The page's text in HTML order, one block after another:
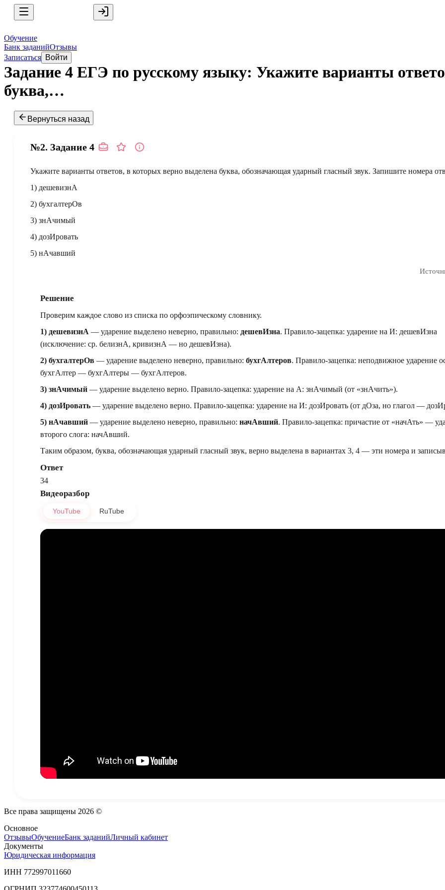
Обучение
Банк заданийОтзывы
Записаться Войти
Задание 4 ЕГЭ по русскому языку: Укажите варианты
буква,…
Вернуться назад
№2. Задание 4
Укажите варианты ответов, в которых верно выделена буква, обозначающая ударный гласный звук. Запишите номера
1) дешевизнА
2) бухгалтерОв
3) знАчимый
4) дозИровать
5) нАчавший
Решение
Проверим каждое слово из списка по орфоэпическому словнику.
1) дешевизнА — ударение выделено неверно, правильно: дешевИзна. Правило-зацепка: ударение на И: дешевИзна
(исключение: ср. белизнА, кривизнА — но дешевИзна).
2) бухгалтерОв — ударение выделено неверно, правильно: бухгАлтеров. Правило-зацепка: неподвижное ударение
бухгАлтер — бухгАлтеры — бухгАлтеров.
3) знАчимый — ударение выделено верно. Правило-зацепка: ударение на А: знАчимый (от «знАчить»).
4) дозИровать — ударение выделено верно. Правило-зацепка: ударение на И: дозИровать (от дОза, но глагол —
5) нАчавший — ударение выделено неверно, правильно: начАвший. Правило-зацепка: причастие от «начАть» —
второго слога: начАвший.
Таким образом, буква, обозначающая ударный гласный звук, верно выделена в вариантах 3, 4 — эти номера и
Ответ
34
Видеоразбор
YouTube RuTube
Все права защищены 2026 ©
Основное
ОтзывыОбучениеБанк заданийЛичный кабинет
Документы
Юридическая информация
ИНН 772997011660